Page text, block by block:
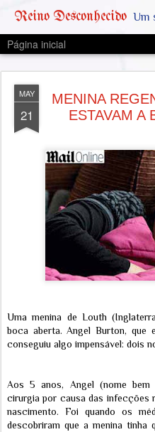
Reino Desconhecido Um site para quem é curioso e
Página inicial
MAY
21
MENINA
ESTAVAM A
Uma menina de Louth
boca aberta. Angel Burton, que
conseguiu algo impensável: dois
Aos 5 anos, Angel (nome bem
cirurgia por causa das infecções
nascimento. Foi quando os
descobriram que a menina